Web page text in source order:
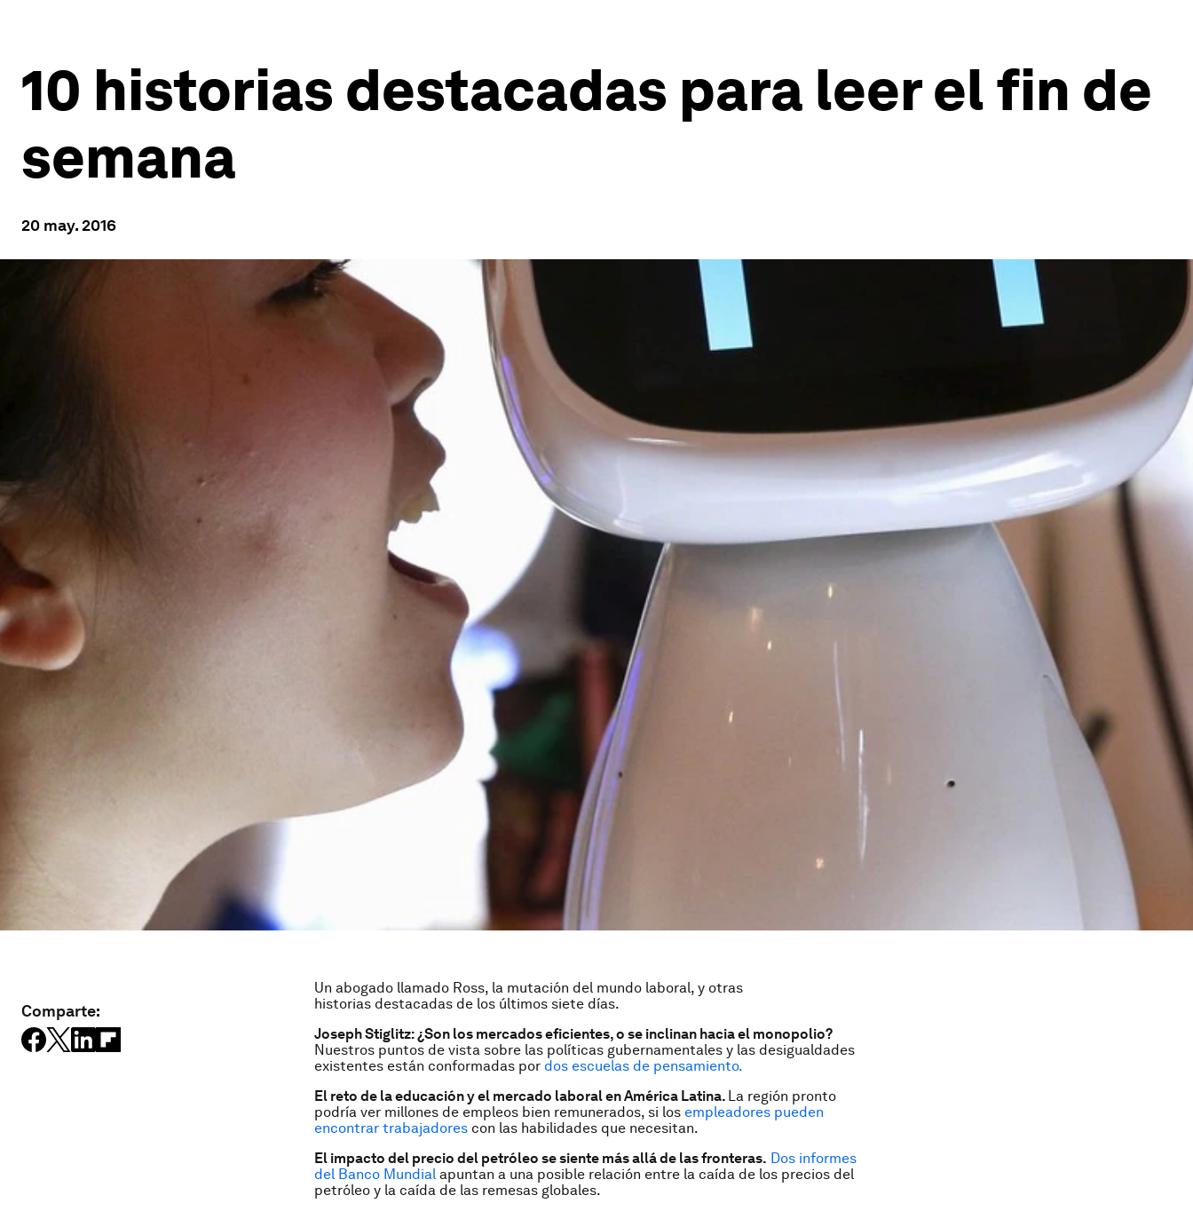
10 historias destacadas para leer el fin de
semana
20 may. 2016
Comparte:
Un abogado llamado Ross, la mutación del mundo laboral, y otras
historias destacadas de los últimos siete días.
Joseph Stiglitz: ¿Son los mercados eficientes, o se inclinan hacia el monopolio?
Nuestros puntos de vista sobre las políticas gubernamentales y las desigualdades
existentes están conformadas por dos escuelas de pensamiento.
El reto de la educación y el mercado laboral en América Latina. La región pronto
podría ver millones de empleos bien remunerados, si los empleadores pueden
encontrar trabajadores con las habilidades que necesitan.
El impacto del precio del petróleo se siente más allá de las fronteras. Dos informes
del Banco Mundial apuntan a una posible relación entre la caída de los precios del
petróleo y la caída de las remesas globales.